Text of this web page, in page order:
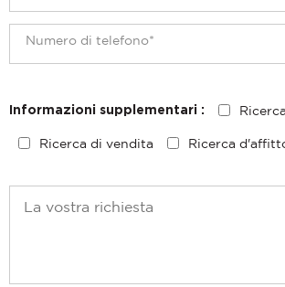
Informazioni supplementari :
Ricerca di vendita Ricerca